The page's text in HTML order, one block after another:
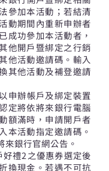
參加本活動；若結清
動期間內重新申辦者
成功參加本活動者，
他開戶暨綁定之行銷
他活動邀請碼。輸入
其他活動及補登邀請
申辦帳戶及綁定裝置
定將依將來銀行電腦
額滿時，申請開戶者
本活動指定邀請碼。
來銀行官網公告。
禮2之優惠券選定後
換現金。若遇不可抗